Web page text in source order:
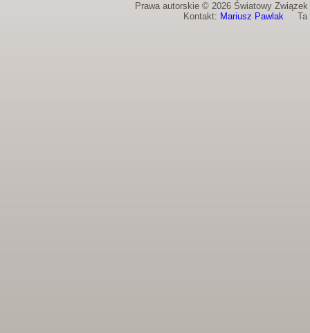
Prawa autorskie © 2026 Światowy
Kontakt: Mariusz PawlakTa